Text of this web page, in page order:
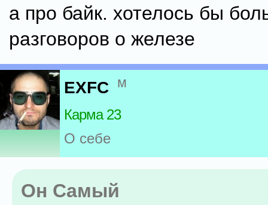
а про байк. хотелось бы
разговоров о железе
EXFC м
Карма 23
О себе
Он Самый